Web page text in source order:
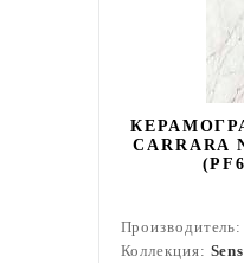
CARRARA
Коллекция: